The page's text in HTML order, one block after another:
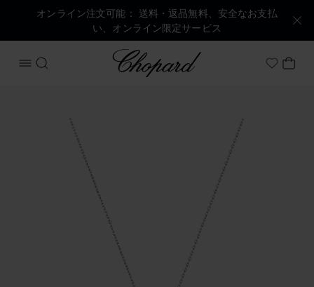
オンライン注文可能： 送料・返品無料、安全なお支払
い、オンライン限定サービス
メニューを開く
検索する
Chopard
Myマ